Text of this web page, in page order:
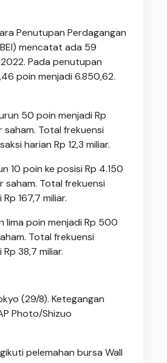
Penutupan Perdagangan
mencatat ada 59
Pada penutupan
poin menjadi 6.850,62.
50 poin menjadi Rp
Total frekuensi
harian Rp 12,3 miliar.
10 poin ke posisi Rp 4.150
saham. Total frekuensi
167,7 miliar.
lima poin menjadi Rp 500
Total frekuensi
38,7 miliar.
(29/8). Ketegangan
Photo/Shizuo
pelemahan bursa Wall